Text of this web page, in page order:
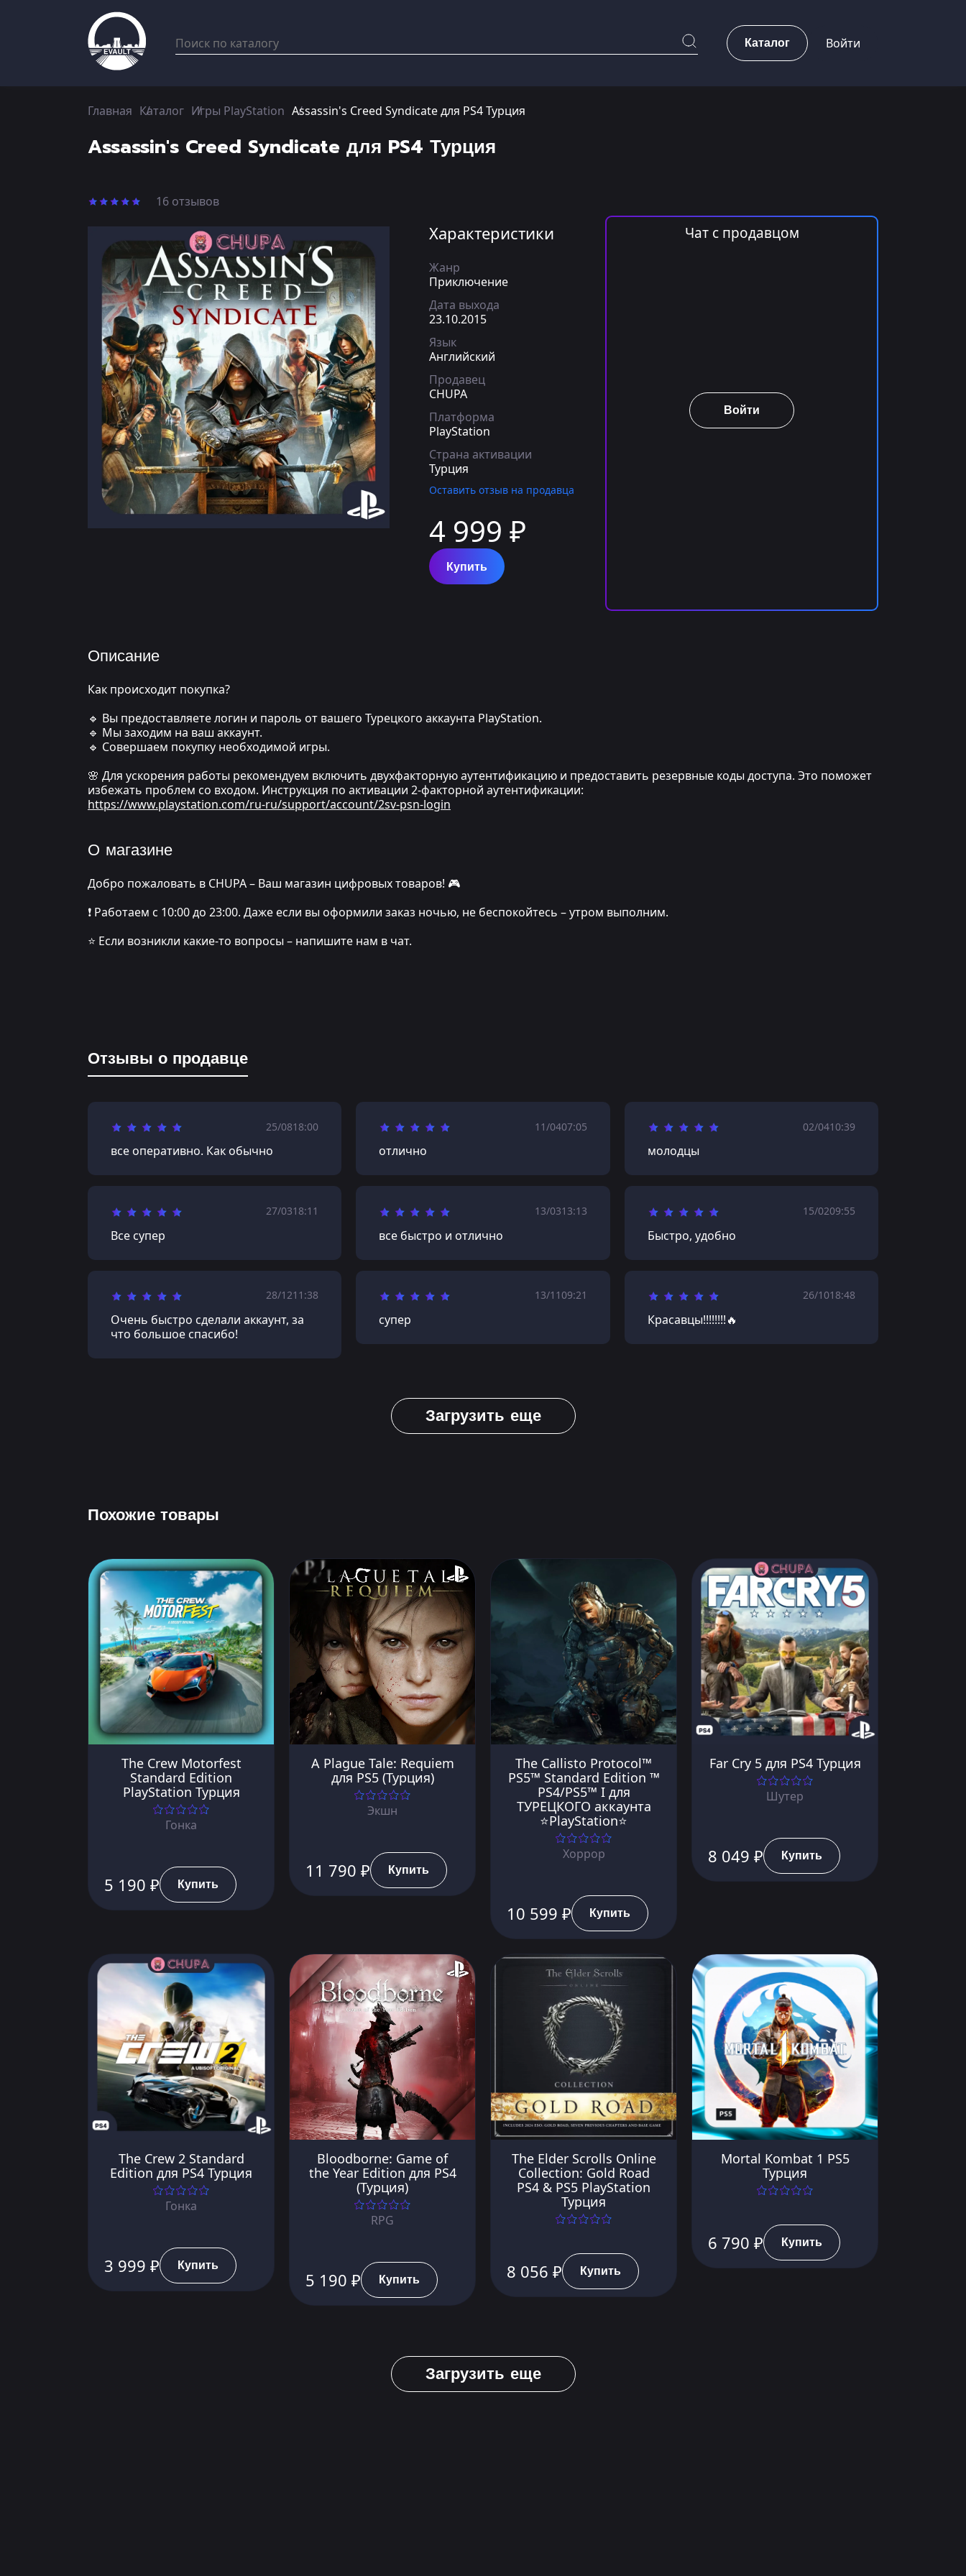
Каталог Войти
Главная Каталог Игры PlayStation Assassin's Creed Syndicate для PS4 Турция
Assassin's Creed Syndicate для PS4 Турция
16 отзывов
Характеристики
Жанр
Приключение
Дата выхода
23.10.2015
Язык
Английский
Продавец
CHUPA
Платформа
PlayStation
Страна активации
Турция
Оставить отзыв на продавца
4 999 ₽
Купить
Чат с продавцом
Войти
Описание
Как происходит покупка?
🔹 Вы предоставляете логин и пароль от вашего Турецкого аккаунта PlayStation.
🔹 Мы заходим на ваш аккаунт.
🔹 Совершаем покупку необходимой игры.
🌸 Для ускорения работы рекомендуем включить двухфакторную аутентификацию и предоставить резервные коды доступа. Это поможет
избежать проблем со входом. Инструкция по активации 2-факторной аутентификации:
https://www.playstation.com/ru-ru/support/account/2sv-psn-login
О магазине
Добро пожаловать в CHUPA – Ваш магазин цифровых товаров! 🎮
❗️ Работаем с 10:00 до 23:00. Даже если вы оформили заказ ночью, не беспокойтесь – утром выполним.
⭐️ Если возникли какие-то вопросы – напишите нам в чат.
Отзывы о продавце
25/0818:00
все оперативно. Как обычно
11/0407:05
отлично
02/0410:39
молодцы
27/0318:11
Все супер
13/0313:13
все быстро и отлично
15/0209:55
Быстро, удобно
28/1211:38
Очень быстро сделали аккаунт, за
что большое спасибо!
13/1109:21
супер
26/1018:48
Красавцы!!!!!!!!🔥
Загрузить еще
Похожие товары
The Crew Motorfest
Standard Edition
PlayStation Турция
Гонка
5 190 ₽ Купить
A Plague Tale: Requiem
для PS5 (Турция)
Экшн
11 790 ₽ Купить
The Callisto Protocol™
PS5™ Standard Edition ™
PS4/PS5™ I для
ТУРЕЦКОГО аккаунта
⭐PlayStation⭐
Хоррор
10 599 ₽ Купить
Far Cry 5 для PS4 Турция
Шутер
8 049 ₽ Купить
The Crew 2 Standard
Edition для PS4 Турция
Гонка
3 999 ₽ Купить
Bloodborne: Game of
the Year Edition для PS4
(Турция)
RPG
5 190 ₽ Купить
The Elder Scrolls Online
Collection: Gold Road
PS4 & PS5 PlayStation
Турция
8 056 ₽ Купить
Mortal Kombat 1 PS5
Турция
6 790 ₽ Купить
Загрузить еще